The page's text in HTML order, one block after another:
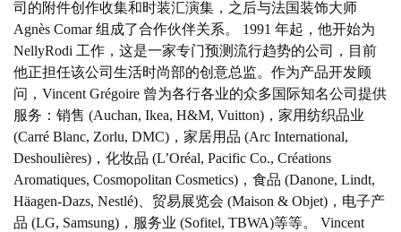
司的附件创作收集和时装汇演集，之后与法国装饰大师
Agnès Comar 组成了合作伙伴关系。 1991 年起，他开始为
NellyRodi 工作，这是一家专门预测流行趋势的公司，目前
他正担任该公司生活时尚部的创意总监。作为产品开发顾
问，Vincent Grégoire 曾为各行各业的众多国际知名公司提供
服务：销售 (Auchan, Ikea, H&M, Vuitton)，家用纺织品业
(Carré Blanc, Zorlu, DMC)，家居用品 (Arc International,
Deshoulières)，化妆品 (L’Oréal, Pacific Co., Créations
Aromatiques, Cosmopolitan Cosmetics)，食品 (Danone, Lindt,
Häagen-Dazs, Nestlé)、贸易展览会 (Maison & Objet)，电子产
品 (LG, Samsung)，服务业 (Sofitel, TBWA)等等。 Vincent